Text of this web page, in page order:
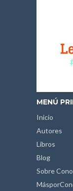
MENÚ
Inicio
Autores
Libros
Blog
Sobre